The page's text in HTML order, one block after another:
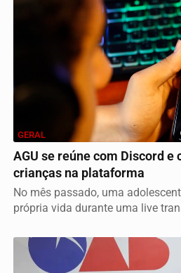
GERAL
AGU se reúne com Discord e
crianças na plataforma
No mês passado, uma
própria vida durante uma live